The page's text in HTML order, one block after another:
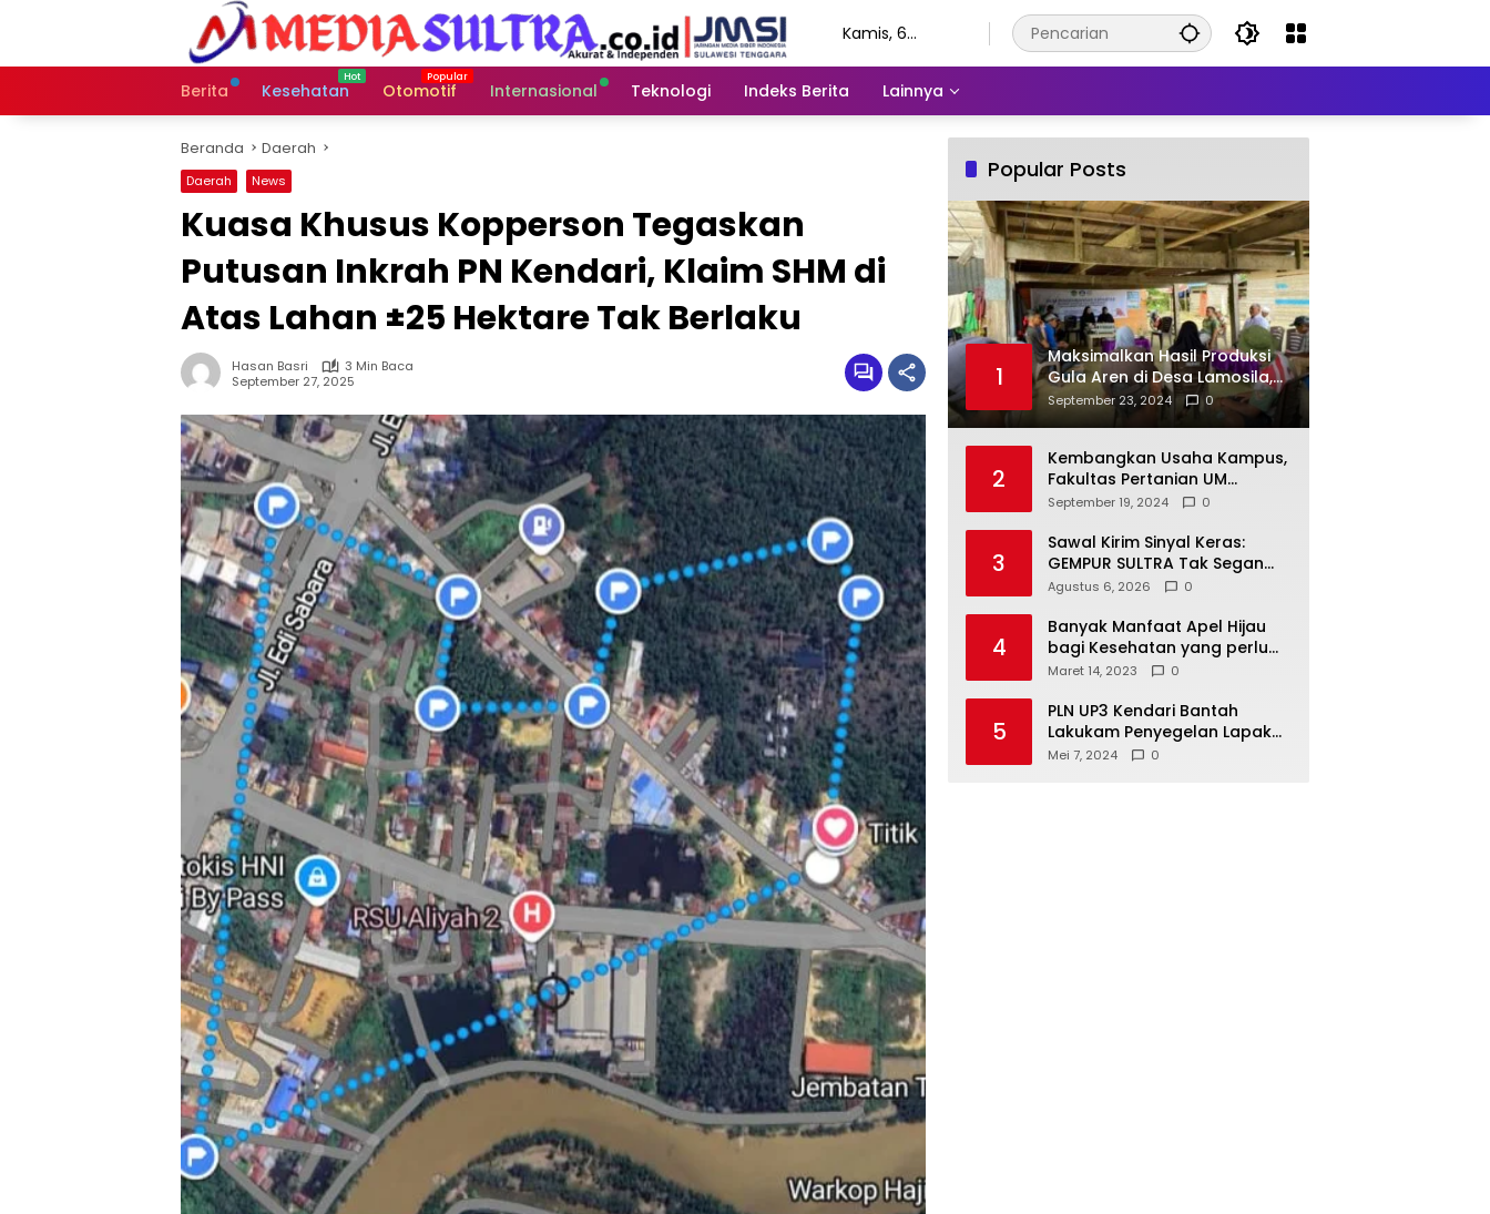
Kamis, 6
Berita
Kesehatan Otomotif Internasional Teknologi Indeks Berita Lainnya
Beranda Daerah
Daerah News
Kuasa Khusus Kopperson Tegaskan
Putusan Inkrah PN Kendari, Klaim SHM di
Atas Lahan ±25 Hektare Tak Berlaku
Hasan Basri
3 Min Baca
September 27, 2025
Popular Posts
1
Maksimalkan Hasil Produksi
Gula Aren di Desa Lamosila,
UM Kendari Berikan Bantuan
Alat Produksi Modern
September 23, 2024 0
2
Kembangkan Usaha Kampus,
Fakultas Pertanian UM
Kendari Optimalkan
Agribisnis
September 19, 2024 0
3
Sawal Kirim Sinyal Keras:
GEMPUR SULTRA Tak Segan
Duduki Lahan Sengketa di
Agustus 6, 2026 0
4
Banyak Manfaat Apel Hijau
bagi Kesehatan yang perlu
Anda ketahui
Maret 14, 2023 0
5
PLN UP3 Kendari Bantah
Lakukam Penyegelan Lapak
Tugu Eks MTQ
Mei 7, 2024 0